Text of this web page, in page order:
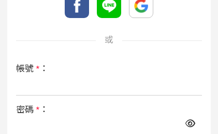
或
帳號 * ：
密碼 * ：